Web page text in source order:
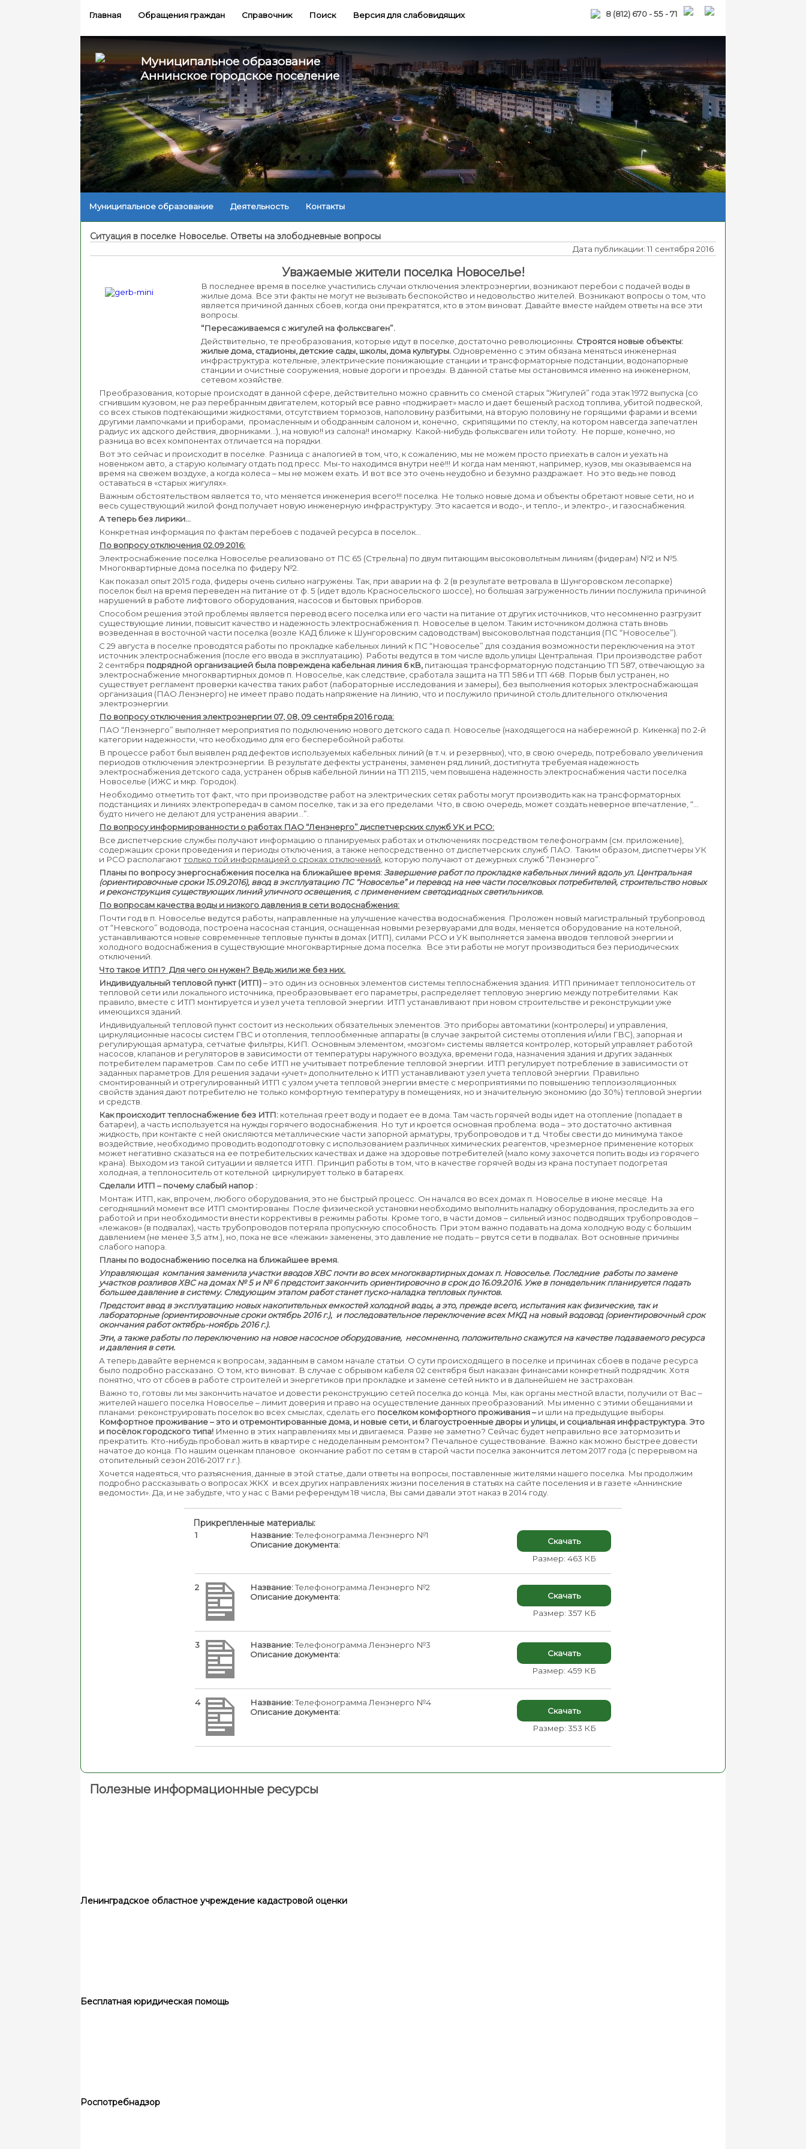
Главная Обращения граждан Справочник Поиск Версия для слабовидящих 8 (812) 670 - 55 - 71
Муниципальное образование
Аннинское городское поселение
Муниципальное образование Деятельность Контакты
Ситуация в поселке Новоселье. Ответы на злободневные вопросы
Дата публикации: 11 сентября 2016
Уважаемые жители поселка Новоселье!
В последнее время в поселке участились случаи отключения электроэнергии, возникают перебои с подачей воды в
жилые дома. Все эти факты не могут не вызывать беспокойство и недовольство жителей. Возникают вопросы о том, что
является причиной данных сбоев, когда они прекратятся, кто в этом виноват. Давайте вместе найдем ответы на все эти
вопросы.
“Пересаживаемся с жигулей на фольксваген”.
Действительно, те преобразования, которые идут в поселке, достаточно революционны. Строятся новые объекты:
жилые дома, стадионы, детские сады, школы, дома культуры. Одновременно с этим обязана меняться инженерная
инфраструктура: котельные, электрические понижающие станции и трансформаторные подстанции, водонапорные
станции и очистные сооружения, новые дороги и проезды. В данной статье мы остановимся именно на инженерном,
сетевом хозяйстве.
Преобразования, которые происходят в данной сфере, действительно можно сравнить со сменой старых “Жигулей” года этак 1972 выпуска (со
сгнившим кузовом, не раз перебранным двигателем, который все равно «поджирает» масло и дает бешеный расход топлива, убитой подвеской,
со всех стыков подтекающими жидкостями, отсутствием тормозов, наполовину разбитыми, на вторую половину не горящими фарами и всеми
другими лампочками и приборами, промасленным и ободранным салоном и, конечно, скрипящими по стеклу, на котором навсегда запечатлен
радиус их адского действия, дворниками…), на новую!! из салона!! иномарку. Какой-нибудь фольксваген или тойоту. Не порше, конечно, но
разница во всех компонентах отличается на порядки.
Вот это сейчас и происходит в поселке. Разница с аналогией в том, что, к сожалению, мы не можем просто приехать в салон и уехать на
новеньком авто, а старую колымагу отдать под пресс. Мы-то находимся внутри неё!!! И когда нам меняют, например, кузов, мы оказываемся на
время на свежем воздухе, а когда колеса – мы не можем ехать. И вот все это очень неудобно и безумно раздражает. Но это ведь не повод
оставаться в «старых жигулях».
Важным обстоятельством является то, что меняется инженерия всего!!! поселка. Не только новые дома и объекты обретают новые сети, но и
весь существующий жилой фонд получает новую инженерную инфраструктуру. Это касается и водо-, и тепло-, и электро-, и газоснабжения.
А теперь без лирики…
Конкретная информация по фактам перебоев с подачей ресурса в поселок…
По вопросу отключения 02.09.2016:
Электроснабжение поселка Новоселье реализовано от ПС 65 (Стрельна) по двум питающим высоковольтным линиям (фидерам) №2 и №5.
Многоквартирные дома поселка по фидеру №2.
Как показал опыт 2015 года, фидеры очень сильно нагружены. Так, при аварии на ф. 2 (в результате ветровала в Шунгоровском лесопарке)
поселок был на время переведен на питание от ф. 5 (идет вдоль Красносельского шоссе), но большая загруженность линии послужила причиной
нарушений в работе лифтового оборудования, насосов и бытовых приборов.
Способом решения этой проблемы является перевод всего поселка или его части на питание от других источников, что несомненно разгрузит
существующие линии, повысит качество и надежность электроснабжения п. Новоселье в целом. Таким источником должна стать вновь
возведенная в восточной части поселка (возле КАД ближе к Шунгоровским садоводствам) высоковольтная подстанция (ПС “Новоселье”).
С 29 августа в поселке проводятся работы по прокладке кабельных линий к ПС “Новоселье” для создания возможности переключения на этот
источник электроснабжения (после его ввода в эксплуатацию). Работы ведутся в том числе вдоль улицы Центральная. При производстве работ
2 сентября подрядной организацией была повреждена кабельная линия 6 кВ, питающая трансформаторную подстанцию ТП 587, отвечающую за
электроснабжение многоквартирных домов п. Новоселье, как следствие, сработала защита на ТП 586 и ТП 468. Порыв был устранен, но
существует регламент проверки качества таких работ (лабораторные исследования и замеры), без выполнения которых электроснабжающая
организация (ПАО Ленэнерго) не имеет право подать напряжение на линию, что и послужило причиной столь длительного отключения
электроэнергии.
По вопросу отключения электроэнергии 07, 08, 09 сентября 2016 года:
ПАО “Ленэнерго” выполняет мероприятия по подключению нового детского сада п. Новоселье (находящегося на набережной р. Кикенка) по 2-й
категории надежности, что необходимо для его бесперебойной работы.
В процессе работ был выявлен ряд дефектов используемых кабельных линий (в т.ч. и резервных), что, в свою очередь, потребовало увеличения
периодов отключения электроэнергии. В результате дефекты устранены, заменен ряд линий, достигнута требуемая надежность
электроснабжения детского сада, устранен обрыв кабельной линии на ТП 2115, чем повышена надежность электроснабжения части поселка
Новоселье (ИЖС и мкр. Городок).
Необходимо отметить тот факт, что при производстве работ на электрических сетях работы могут производить как на трансформаторных
подстанциях и линиях электропередач в самом поселке, так и за его пределами. Что, в свою очередь, может создать неверное впечатление, “…
будто ничего не делают для устранения аварии…”.
По вопросу информированности о работах ПАО “Ленэнерго” диспетчерских служб УК и РСО:
Все диспетчерские службы получают информацию о планируемых работах и отключениях посредством телефонограмм (см. приложение),
содержащих сроки проведения и периоды отключения, а также непосредственно от диспетчерских служб ПАО. Таким образом, диспетчеры УК
и РСО располагаюттолько той информацией о сроках отключений , которую получают от дежурных служб “Ленэнерго”.
Планы по вопросу энергоснабжения поселка на ближайшее время: Завершение работ по прокладке кабельных линий вдоль ул. Центральная
(ориентировочные сроки 15.09.2016), ввод в эксплуатацию ПС “Новоселье” и перевод на нее части поселковых потребителей, строительство новых
и реконструкция существующих линий уличного освещения, с применением светодиодных светильников.
По вопросам качества воды и низкого давления в сети водоснабжения:
Почти год в п. Новоселье ведутся работы, направленные на улучшение качества водоснабжения. Проложен новый магистральный трубопровод
от “Невского” водовода, построена насосная станция, оснащенная новыми резервуарами для воды, меняется оборудование на котельной,
устанавливаются новые современные тепловые пункты в домах (ИТП), силами РСО и УК выполняется замена вводов тепловой энергии и
холодного водоснабжения в существующие многоквартирные дома поселка. Все эти работы не могут производиться без периодических
отключений.
Что такое ИТП? Для чего он нужен? Ведь жили же без них.
Индивидуальный тепловой пункт (ИТП)– это один из основных элементов системы теплоснабжения здания. ИТП принимает теплоноситель от
тепловой сети или локального источника, преобразовывает его параметры, распределяет тепловую энергию между потребителями. Как
правило, вместе с ИТП монтируется и узел учета тепловой энергии. ИТП устанавливают при новом строительстве и реконструкции уже
имеющихся зданий.
Индивидуальный тепловой пункт состоит из нескольких обязательных элементов. Это приборы автоматики (контролеры) и управления,
циркуляционные насосы систем ГВС и отопления, теплообменные аппараты (в случае закрытой системы отопления и/или ГВС), запорная и
регулирующая арматура, сетчатые фильтры, КИП. Основным элементом, «мозгом» системы является контролер, который управляет работой
насосов, клапанов и регуляторов в зависимости от температуры наружного воздуха, времени года, назначения здания и других заданных
потребителем параметров. Сам по себе ИТП не учитывает потребление тепловой энергии. ИТП регулирует потребление в зависимости от
заданных параметров. Для решения задачи «учет» дополнительно к ИТП устанавливают узел учета тепловой энергии. Правильно
смонтированный и отрегулированный ИТП с узлом учета тепловой энергии вместе с мероприятиями по повышению теплоизоляционных
свойств здания дают потребителю не только комфортную температуру в помещениях, но и значительную экономию (до 30%) тепловой энергии
и средств.
Как происходит теплоснабжение без ИТП: котельная греет воду и подает ее в дома. Там часть горячей воды идет на отопление (попадает в
батареи), а часть используется на нужды горячего водоснабжения. Но тут и кроется основная проблема: вода – это достаточно активная
жидкость, при контакте с ней окисляются металлические части запорной арматуры, трубопроводов и т.д. Чтобы свести до минимума такое
воздействие, необходимо проводить водоподготовку с использованием различных химических реагентов, чрезмерное применение которых
может негативно сказаться на ее потребительских качествах и даже на здоровье потребителей (мало кому захочется попить воды из горячего
крана). Выходом из такой ситуации и является ИТП. Принцип работы в том, что в качестве горячей воды из крана поступает подогретая
холодная, а теплоноситель от котельной циркулирует только в батареях.
Сделали ИТП – почему слабый напор :
Монтаж ИТП, как, впрочем, любого оборудования, это не быстрый процесс. Он начался во всех домах п. Новоселье в июне месяце. На
сегодняшний момент все ИТП смонтированы. После физической установки необходимо выполнить наладку оборудования, проследить за его
работой и при необходимости внести коррективы в режимы работы. Кроме того, в части домов – сильный износ подводящих трубопроводов –
«лежаков» (в подвалах), часть трубопроводов потеряла пропускную способность. При этом важно подавать на дома холодную воду с большим
давлением (не менее 3,5 атм.), но, пока не все «лежаки» заменены, это давление не подать – рвутся сети в подвалах. Вот основные причины
слабого напора.
Планы по водоснабжению поселка на ближайшее время.
Управляющая компания заменила участки вводов ХВС почти во всех многоквартирных домах п. Новоселье. Последние работы по замене
участков розливов ХВС на домах № 5 и № 6 предстоит закончить ориентировочно в срок до 16.09.2016. Уже в понедельник планируется подать
большее давление в систему. Следующим этапом работ станет пуско-наладка тепловых пунктов.
Предстоит ввод в эксплуатацию новых накопительных емкостей холодной воды, а это, прежде всего, испытания как физические, так и
лабораторные (ориентировочные сроки октябрь 2016 г.), и последовательное переключение всех МКД на новый водовод (ориентировочный срок
окончания работ октябрь-ноябрь 2016 г.).
Эти, а также работы по переключению на новое насосное оборудование, несомненно, положительно скажутся на качестве подаваемого ресурса
и давления в сети.
А теперь давайте вернемся к вопросам, заданным в самом начале статьи. О сути происходящего в поселке и причинах сбоев в подаче ресурса
было подробно рассказано. О том, кто виноват. В случае с обрывом кабеля 02 сентября был наказан финансами конкретный подрядчик. Хотя
понятно, что от сбоев в работе строителей и энергетиков при прокладке и замене сетей никто и в дальнейшем не застрахован.
Важно то, готовы ли мы закончить начатое и довести реконструкцию сетей поселка до конца. Мы, как органы местной власти, получили от Вас –
жителей нашего поселка Новоселье – лимит доверия и право на осуществление данных преобразований. Мы именно с этими обещаниями и
планами: реконструировать поселок во всех смыслах, сделать его поселком комфортного проживания –и шли на предыдущие выборы.
Комфортное проживание – это и отремонтированные дома, и новые сети, и благоустроенные дворы и улицы, и социальная инфраструктура. Это
и посёлок городского типа! Именно в этих направлениях мы и двигаемся. Разве не заметно? Сейчас будет неправильно все затормозить и
прекратить. Кто-нибудь пробовал жить в квартире с недоделанным ремонтом? Печальное существование. Важно как можно быстрее довести
начатое до конца. По нашим оценкам плановое окончание работ по сетям в старой части поселка закончится летом 2017 года (с перерывом на
отопительный сезон 2016-2017 г.г.).
Хочется надеяться, что разъяснения, данные в этой статье, дали ответы на вопросы, поставленные жителями нашего поселка. Мы продолжим
подробно рассказывать о вопросах ЖКХ и всех других направлениях жизни поселения в статьях на сайте поселения и в газете «Аннинские
ведомости». Да, и не забудьте, что у нас с Вами референдум 18 числа, Вы сами давали этот наказ в 2014 году.
Прикрепленные материалы:
1 Название:Телефонограмма Ленэнерго №1
Описание документа:
Скачать
Размер: 463 КБ
2 Название:Телефонограмма Ленэнерго №2
Описание документа:
Скачать
Размер: 357 КБ
3 Название:Телефонограмма Ленэнерго №3
Описание документа:
Скачать
Размер: 459 КБ
4 Название:Телефонограмма Ленэнерго №4
Описание документа:
Скачать
Размер: 353 КБ
Полезные информационные ресурсы
Ленинградское областное учреждение кадастровой оценки
Бесплатная юридическая помощь
Роспотребнадзор